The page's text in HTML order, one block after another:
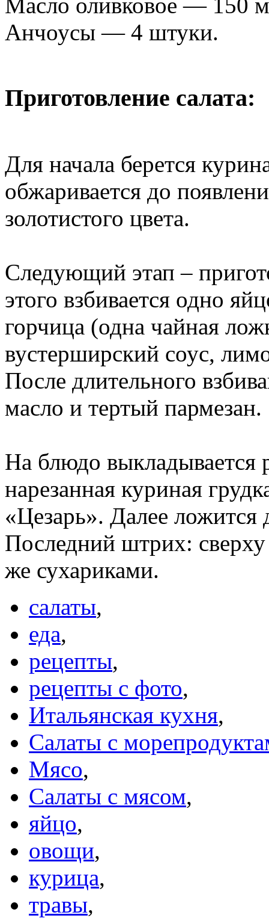
Анчоусы — 4 штуки.
Приготовление салата:
Для начала берется
обжаривается до
золотистого цвета.
Следующий этап –
этого взбивается одно
горчица (одна чайная
вустерширский соус,
После длительного
масло и тертый пармезан.
На блюдо выкладывается
нарезанная куриная
«Цезарь». Далее ложится
Последний штрих:
же сухариками.
салаты,
еда,
рецепты,
рецепты с фото,
Итальянская кухня,
Салаты с
Мясо,
Салаты с мясом,
яйцо,
овощи,
курица,
травы,